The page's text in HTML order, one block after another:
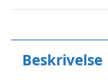
Beskrivelse